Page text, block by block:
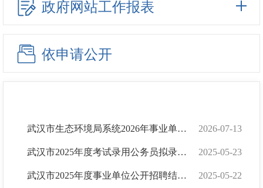
政府网站工作报表
依申请公开
武汉市生态环境局系统2026年事业单位公开招聘拟聘用人员公示 2026-07-13
武汉市2025年度考试录用公务员拟录用人员公示（第一批） 2025-05-23
武汉市2025年度事业单位公开招聘结构化面试和部分单位专业面试成绩公告 2025-05-22